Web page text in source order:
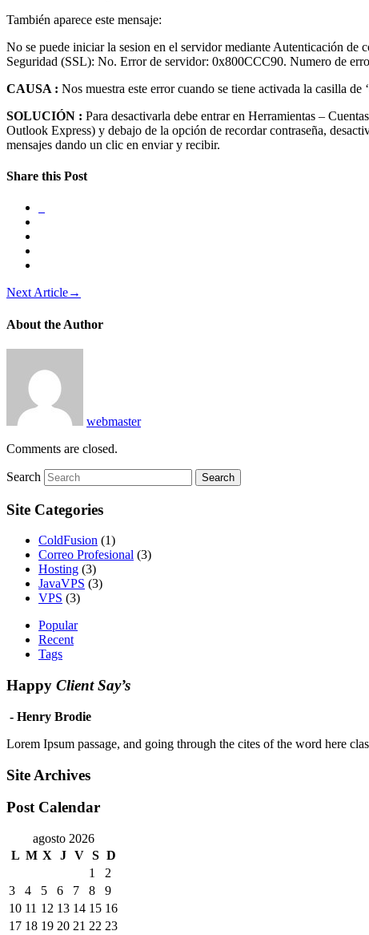
También aparece este mensaje:
No se puede iniciar la sesion en el servidor mediante Autenticación de
Seguridad (SSL): No. Error de servidor: 0x800CCC90. Numero de
CAUSA : Nos muestra este error cuando se tiene activada la casilla
SOLUCIÓN : Para desactivarla debe entrar en Herramientas –
Outlook Express) y debajo de la opción de recordar contraseña,
mensajes dando un clic en enviar y recibir.
Share this Post
Next Article→
About the Author
webmaster
Comments are closed.
Search
Site Categories
ColdFusion (1)
Correo Profesional (3)
Hosting (3)
JavaVPS (3)
VPS (3)
Popular
Recent
Tags
Happy Client Say’s
- Henry Brodie
Lorem Ipsum passage, and going through the cites of the word here
Site Archives
Post Calendar
agosto 2026
L M X J V S D
1
2
3
4 5 6 7 8
9
10 11 12 13 14 15 16
17 18 19 20 21 22 23